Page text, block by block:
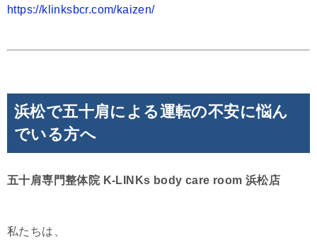
https://klinksbcr.com/kaizen/
浜松で五十肩による運転の不安に悩ん
でいる方へ
五十肩専門整体院 K-LINKs body care room 浜松店
私たちは、